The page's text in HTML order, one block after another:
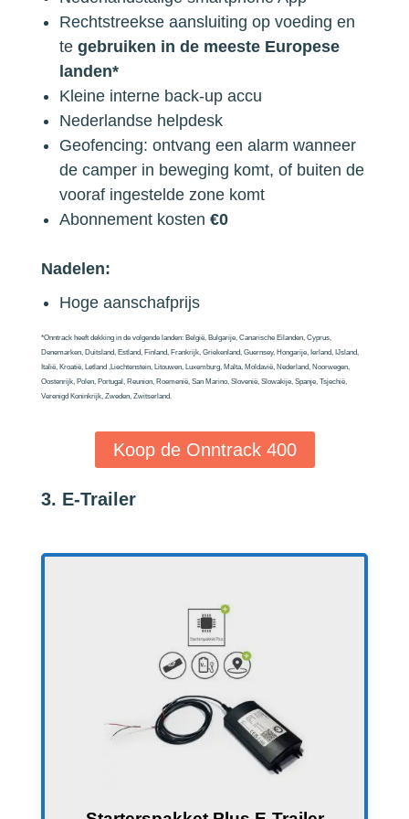
Rechtstreekse aansluiting op voeding en
te gebruiken in de meeste Europese
landen*
Kleine interne back-up accu
Nederlandse helpdesk
Geofencing: ontvang een alarm wanneer
de camper in beweging komt, of buiten de
vooraf ingestelde zone komt
Abonnement kosten €0
Nadelen:
Hoge aanschafprijs
*Onntrack heeft dekking in de volgende landen: België, Bulgarije, Canarische Eilanden, Cyprus,
Denemarken, Duitsland, Estland, Finland, Frankrijk, Griekenland, Guernsey, Hongarije, Ierland, IJsland,
Italië, Kroatië, Letland ,Liechtenstein, Litouwen, Luxemburg, Malta, Moldavië, Nederland, Noorwegen,
Oostenrijk, Polen, Portugal, Reunion, Roemenië, San Marino, Slovenië, Slowakije, Spanje, Tsjechië,
Verenigd Koninkrijk, Zweden, Zwitserland.
Koop de Onntrack 400
3. E-Trailer